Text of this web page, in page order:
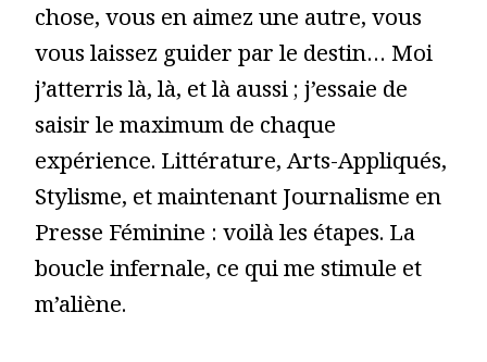
chose, vous en aimez une autre, vous
vous laissez guider par le destin… Moi
j’atterris là, là, et là aussi ; j’essaie de
saisir le maximum de chaque
expérience. Littérature, Arts-Appliqués,
Stylisme, et maintenant Journalisme en
Presse Féminine : voilà les étapes. La
boucle infernale, ce qui me stimule et
m’aliène.